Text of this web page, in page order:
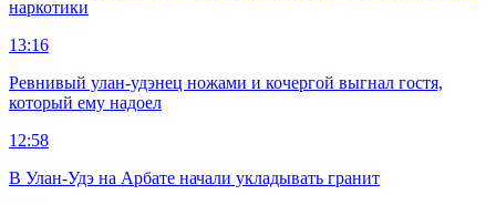
наркотики
13:16
Ревнивый улан-удэнец ножами и кочергой выгнал гостя,
который ему надоел
12:58
В Улан-Удэ на Арбате начали укладывать гранит